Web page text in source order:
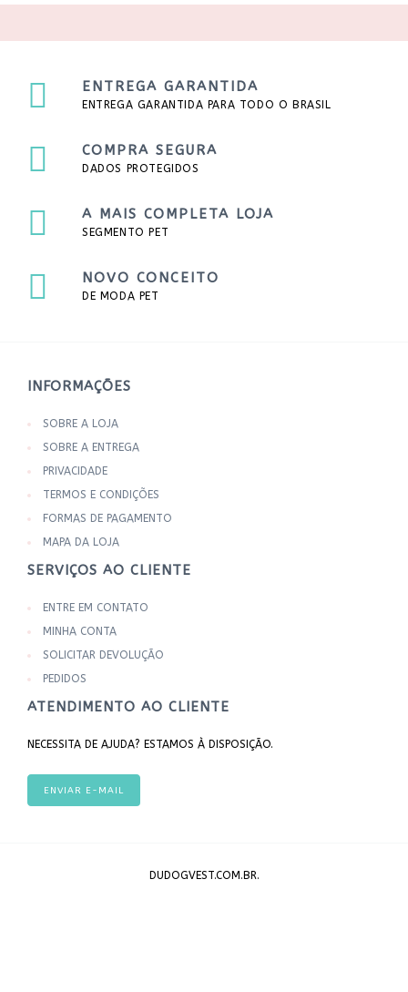
ENTREGA GARANTIDA
ENTREGA GARANTIDA PARA TODO O BRASIL
COMPRA SEGURA
DADOS PROTEGIDOS
A MAIS COMPLETA LOJA
SEGMENTO PET
NOVO CONCEITO
DE MODA PET
INFORMAÇÕES
SOBRE A LOJA
SOBRE A ENTREGA
PRIVACIDADE
TERMOS E CONDIÇÕES
FORMAS DE PAGAMENTO
MAPA DA LOJA
SERVIÇOS AO CLIENTE
ENTRE EM CONTATO
MINHA CONTA
SOLICITAR DEVOLUÇÃO
PEDIDOS
ATENDIMENTO AO CLIENTE
NECESSITA DE AJUDA? ESTAMOS À DISPOSIÇÃO.
ENVIAR E-MAIL
DUDOGVEST.COM.BR.